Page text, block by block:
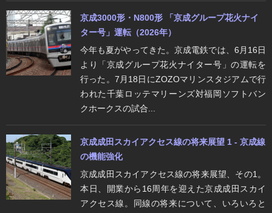
京成3000形・N800形 「京成グループ花火ナイ
ター号」運転（2026年）
今年も夏がやってきた。京成電鉄では、6月16日
より「京成グループ花火ナイター号」の運転を
行った。7月18日にZOZOマリンスタジアムで行
われた千葉ロッテマリーンズ対福岡ソフトバン
クホークスの試合...
京成成田スカイアクセス線の将来展望 1 - 京成線
の機能強化
京成成田スカイアクセス線の将来展望、その1。
本日、開業から16周年を迎えた京成成田スカイ
アクセス線。同線の将来について、いろいろと